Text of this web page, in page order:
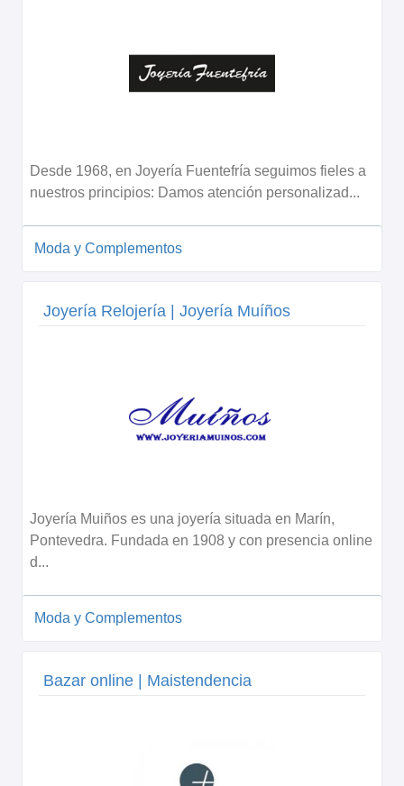
Desde 1968, en Joyería Fuentefría seguimos fieles a
nuestros principios: Damos atención personalizad...
Moda y Complementos
Joyería Relojería | Joyería Muíños
Joyería Muiños es una joyería situada en Marín,
Pontevedra. Fundada en 1908 y con presencia online
d...
Moda y Complementos
Bazar online | Maistendencia